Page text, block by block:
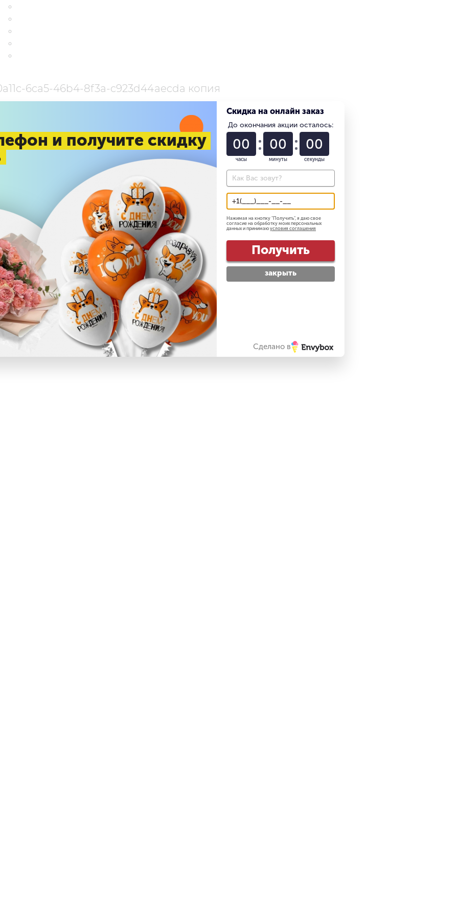
6ca5-46b4-8f3a-c923d44aecda копия
ФОТОЗОНА "ДУХ РОЖДЕСТВА" БЦ Аэроплаза 25.12.20
и получите скидку
Скидка на онлайн заказ
До окончания акции осталось:
01
часы
22
минуты
57
секунды
Нажимая на кнопку "Получить", я даю свое
согласие на обработку моих персональных
данных и принимаю условия соглашения
Получить
закрыть
Сделано в